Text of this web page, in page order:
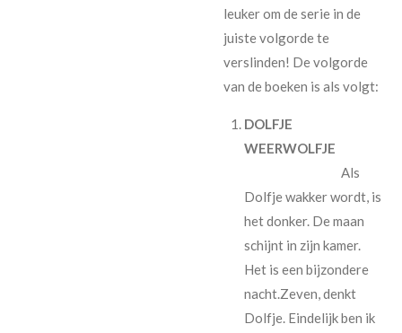
leuker om de serie in de
juiste volgorde te
verslinden! De volgorde
van de boeken is als volgt:
DOLFJE
WEERWOLFJE
Als
Dolfje wakker wordt, is
het donker. De maan
schijnt in zijn kamer.
Het is een bijzondere
nacht.Zeven, denkt
Dolfje. Eindelijk ben ik